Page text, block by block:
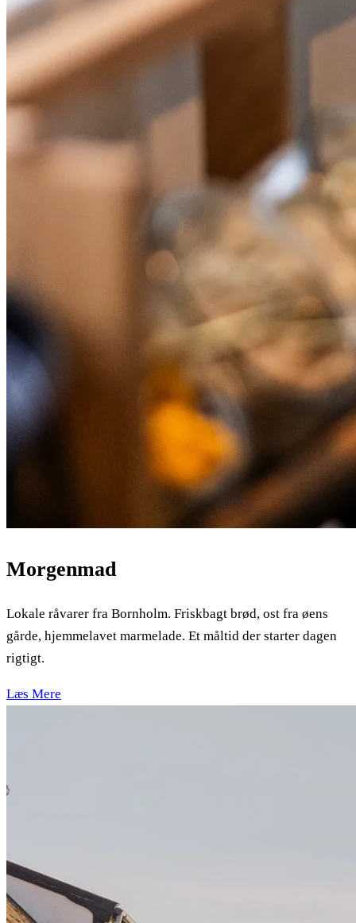
Morgenmad
Lokale råvarer fra Bornholm. Friskbagt brød, ost fra øens
gårde, hjemmelavet marmelade. Et måltid der starter dagen
rigtigt.
Læs Mere